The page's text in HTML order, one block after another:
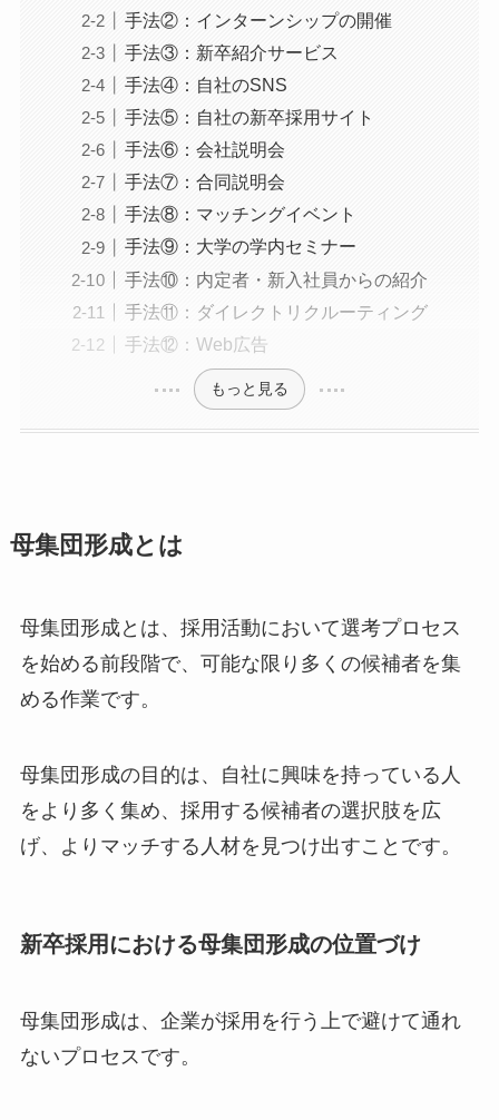
手法②：インターンシップの開催
手法③：新卒紹介サービス
手法④：自社のSNS
手法⑤：自社の新卒採用サイト
手法⑥：会社説明会
手法⑦：合同説明会
手法⑧：マッチングイベント
手法⑨：大学の学内セミナー
手法⑩：内定者・新入社員からの紹介
手法⑪：ダイレクトリクルーティング
手法⑫：Web広告
もっと見る
母集団形成とは
母集団形成とは、採用活動において選考プロセス
を始める前段階で、可能な限り多くの候補者を集
める作業です。
母集団形成の目的は、自社に興味を持っている人
をより多く集め、採用する候補者の選択肢を広
げ、よりマッチする人材を見つけ出すことです。
新卒採用における母集団形成の位置づけ
母集団形成は、企業が採用を行う上で避けて通れ
ないプロセスです。